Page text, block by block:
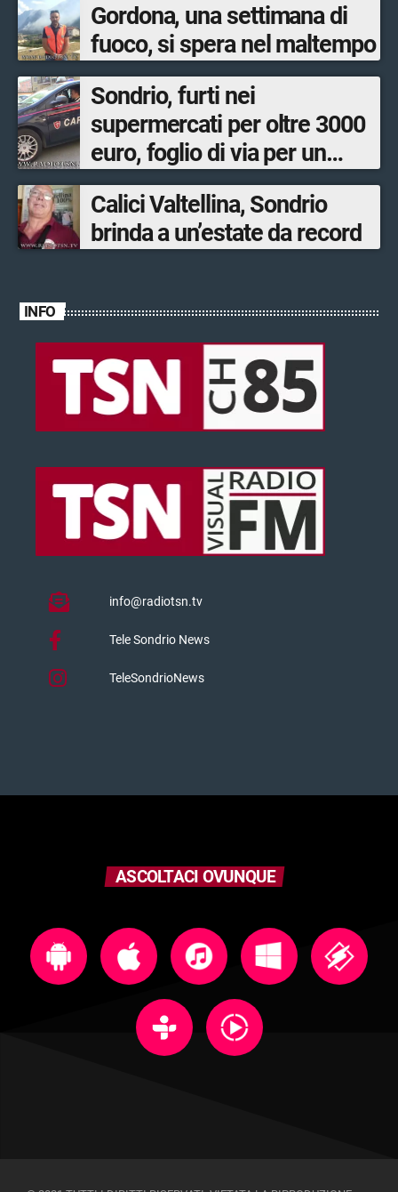
Gordona, una settimana di
fuoco, si spera nel maltempo
Sondrio, furti nei
supermercati per oltre 3000
euro, foglio di via per un
ventinovenne
Calici Valtellina, Sondrio
brinda a un’estate da record
INFO
info@radiotsn.tv
Tele Sondrio News
TeleSondrioNews
ASCOLTACI OVUNQUE